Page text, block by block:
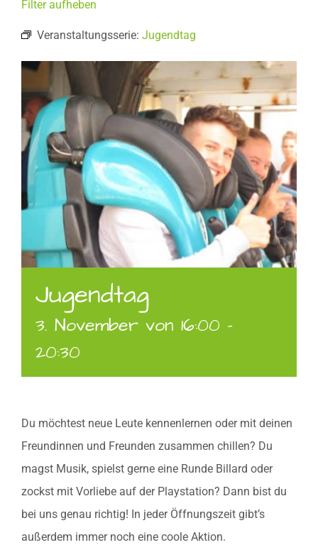
Filter aufheben
Veranstaltungsserie: Jugendtag
Jugendtag
3. November von 16:00 -
20:30
Du möchtest neue Leute kennenlernen oder mit deinen
Freundinnen und Freunden zusammen chillen? Du
magst Musik, spielst gerne eine Runde Billard oder
zockst mit Vorliebe auf der Playstation? Dann bist du
bei uns genau richtig! In jeder Öffnungszeit gibt’s
außerdem immer noch eine coole Aktion.